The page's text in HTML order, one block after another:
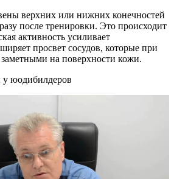
верхних или нижних конечностей
после тренировки. Это происходит
активность усиливает
просвет сосудов, которые при
заметными на поверхности кожи.